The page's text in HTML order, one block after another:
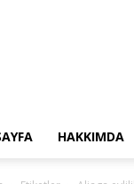
HAKKIMDA